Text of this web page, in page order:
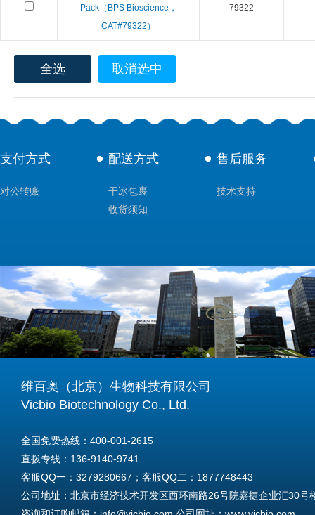
Pack（BPS Bioscience，
CAT#79322）
79322
全选 取消选中
支付方式
对公转账
配送方式
干冰包裹
收货须知
售后服务
技术支持
维百奥（北京）生物科技有限公司
Vicbio Biotechnology Co., Ltd.
全国免费热线：400-001-2615
直拨专线：136-9140-9741
客服QQ一：3279280667；客服QQ二：1877748443
公司地址：北京市经济技术开发区西环南路26号院嘉捷企业汇30号